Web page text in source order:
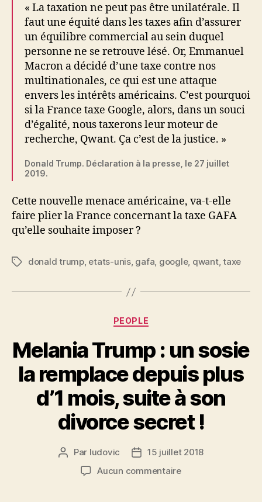
« La taxation ne peut pas être unilatérale. Il
faut une équité dans les taxes afin d’assurer
un équilibre commercial au sein duquel
personne ne se retrouve lésé. Or, Emmanuel
Macron a décidé d’une taxe contre nos
multinationales, ce qui est une attaque
envers les intérêts américains. C’est pourquoi
si la France taxe Google, alors, dans un souci
d’égalité, nous taxerons leur moteur de
recherche, Qwant. Ça c’est de la justice. »
Donald Trump. Déclaration à la presse, le 27 juillet
2019.
Cette nouvelle menace américaine, va-t-elle
faire plier la France concernant la taxe GAFA
qu’elle souhaite imposer ?
Étiquettes
donald trump, etats-unis, gafa, google, qwant,taxe
Catégories
PEOPLE
Melania Trump : un sosie
la remplace depuis plus
d’1 mois, suite à son
divorce secret !
Auteur
l’article
Par ludovic
Date15 juillet 2018
Aucun commentairesur